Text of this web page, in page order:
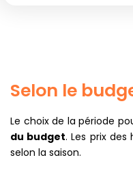
Selon le
Le choix de la période
du budget. Les prix
selon la saison.